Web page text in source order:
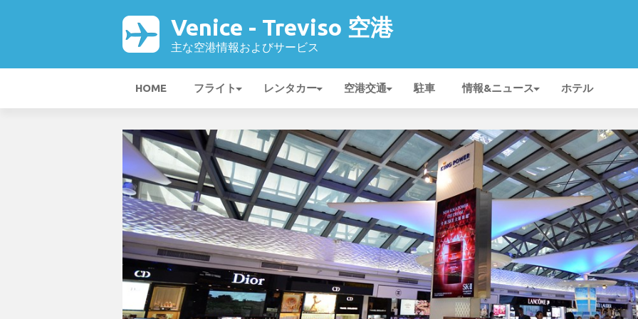
Venice - Treviso 空港
主な空港情報およびサービス
HOME フライト レンタカー 空港交通 駐車 情報&ニュース ホテル